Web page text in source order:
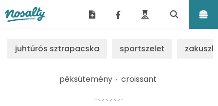
juhtúrós sztrapacska sportszelet
péksütemény croissant